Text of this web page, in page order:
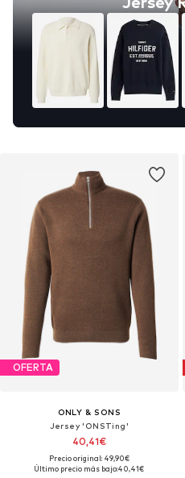
OFERTA
ONLY & SONS
Jersey 'ONSTing'
40,41€
Precio original: 49,90€
Último precio más bajo:40,41€